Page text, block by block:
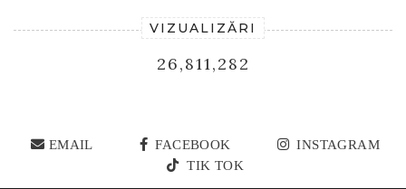
VIZUALIZĂRI
26,811,282
EMAIL FACEBOOK
INSTAGRAM
TIK TOK